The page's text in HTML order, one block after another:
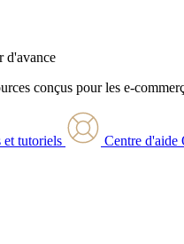
d'avance
conçus pour les e-
et tutoriels Centre d'aide